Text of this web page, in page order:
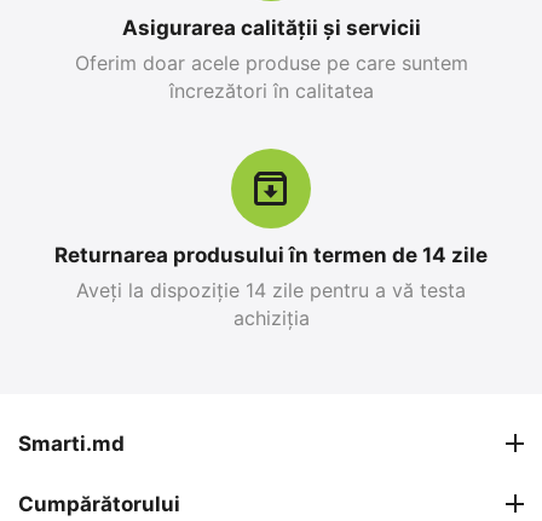
MDL
MDL -12% 28 299 MDL -10%
în stoc
26 999MDL
30 799 MDL -12%
Asigurarea calității și servicii
Oferim doar acele produse pe care suntem
încrezători în calitatea
Returnarea produsului în termen de 14 zile
Aveți la dispoziție 14 zile pentru a vă testa
achiziția
Smarti.md
Cumpărătorului